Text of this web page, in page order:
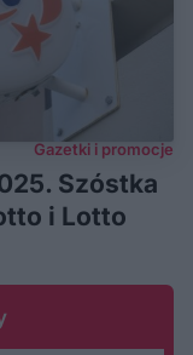
Gazetki i promocje
Szóstka
i Lotto